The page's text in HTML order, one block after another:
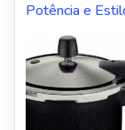
Potência e